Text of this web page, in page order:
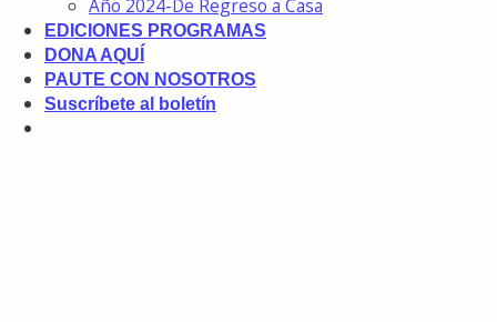
Año 2024-De Regreso a Casa
EDICIONES PROGRAMAS
DONA AQUÍ
PAUTE CON NOSOTROS
Suscríbete al boletín